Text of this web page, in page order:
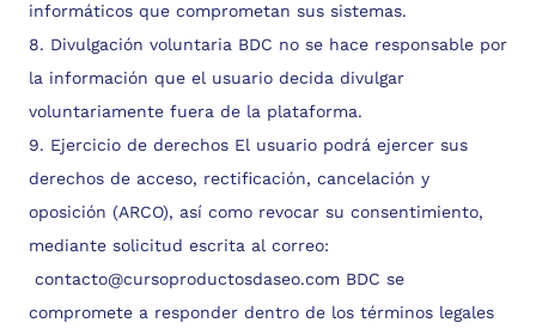
informáticos que comprometan sus sistemas.
8. Divulgación voluntaria BDC no se hace responsable por
la información que el usuario decida divulgar
voluntariamente fuera de la plataforma.
9. Ejercicio de derechos El usuario podrá ejercer sus
derechos de acceso, rectificación, cancelación y
oposición (ARCO), así como revocar su consentimiento,
mediante solicitud escrita al correo:
contacto@cursoproductosdaseo.com BDC se
compromete a responder dentro de los términos legales